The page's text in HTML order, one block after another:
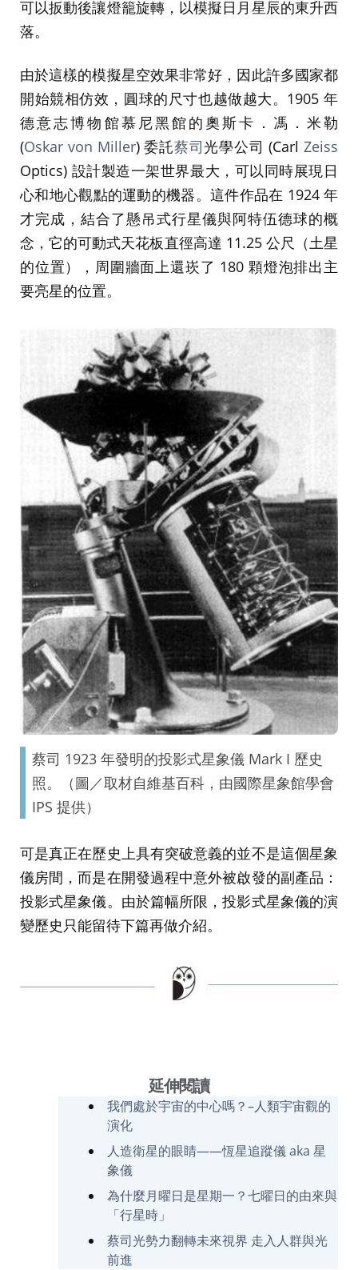
可以扳動後讓燈籠旋轉，以模擬日月星辰的東升西
落。
由於這樣的模擬星空效果非常好，因此許多國家都
開始競相仿效，圓球的尺寸也越做越大。1905 年
德意志博物館慕尼黑館的奧斯卡．馮．米勒
(Oskar von Miller) 委託蔡司光學公司 (CarlZeiss
Optics) 設計製造一架世界最大，可以同時展現日
心和地心觀點的運動的機器。這件作品在 1924 年
才完成，結合了懸吊式行星儀與阿特伍德球的概
念，它的可動式天花板直徑高達 11.25 公尺（土星
的位置），周圍牆面上還崁了 180 顆燈泡排出主
要亮星的位置。
蔡司 1923 年發明的投影式星象儀 Mark I 歷史
照。（圖／取材自維基百科，由國際星象館學會
IPS 提供）
可是真正在歷史上具有突破意義的並不是這個星象
儀房間，而是在開發過程中意外被啟發的副產品：
投影式星象儀。由於篇幅所限，投影式星象儀的演
變歷史只能留待下篇再做介紹。
延伸閱讀
我們處於宇宙的中心嗎？–人類宇宙觀的
演化
人造衛星的眼睛——恆星追蹤儀 aka 星
象儀
為什麼月曜日是星期一？七曜日的由來與
「行星時」
蔡司光勢力翻轉未來視界 走入人群與光
前進